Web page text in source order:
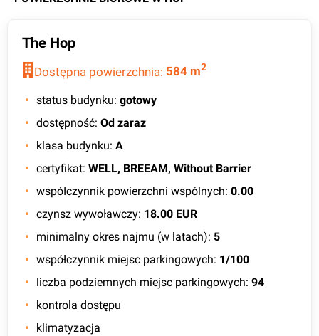
The Hop
Dostępna powierzchnia: 584 m2
status budynku: gotowy
dostępność: Od zaraz
klasa budynku: A
certyfikat: WELL, BREEAM, Without Barrier
współczynnik powierzchni wspólnych: 0.00
czynsz wywoławczy: 18.00 EUR
minimalny okres najmu (w latach): 5
współczynnik miejsc parkingowych: 1/100
liczba podziemnych miejsc parkingowych: 94
kontrola dostępu
klimatyzacja